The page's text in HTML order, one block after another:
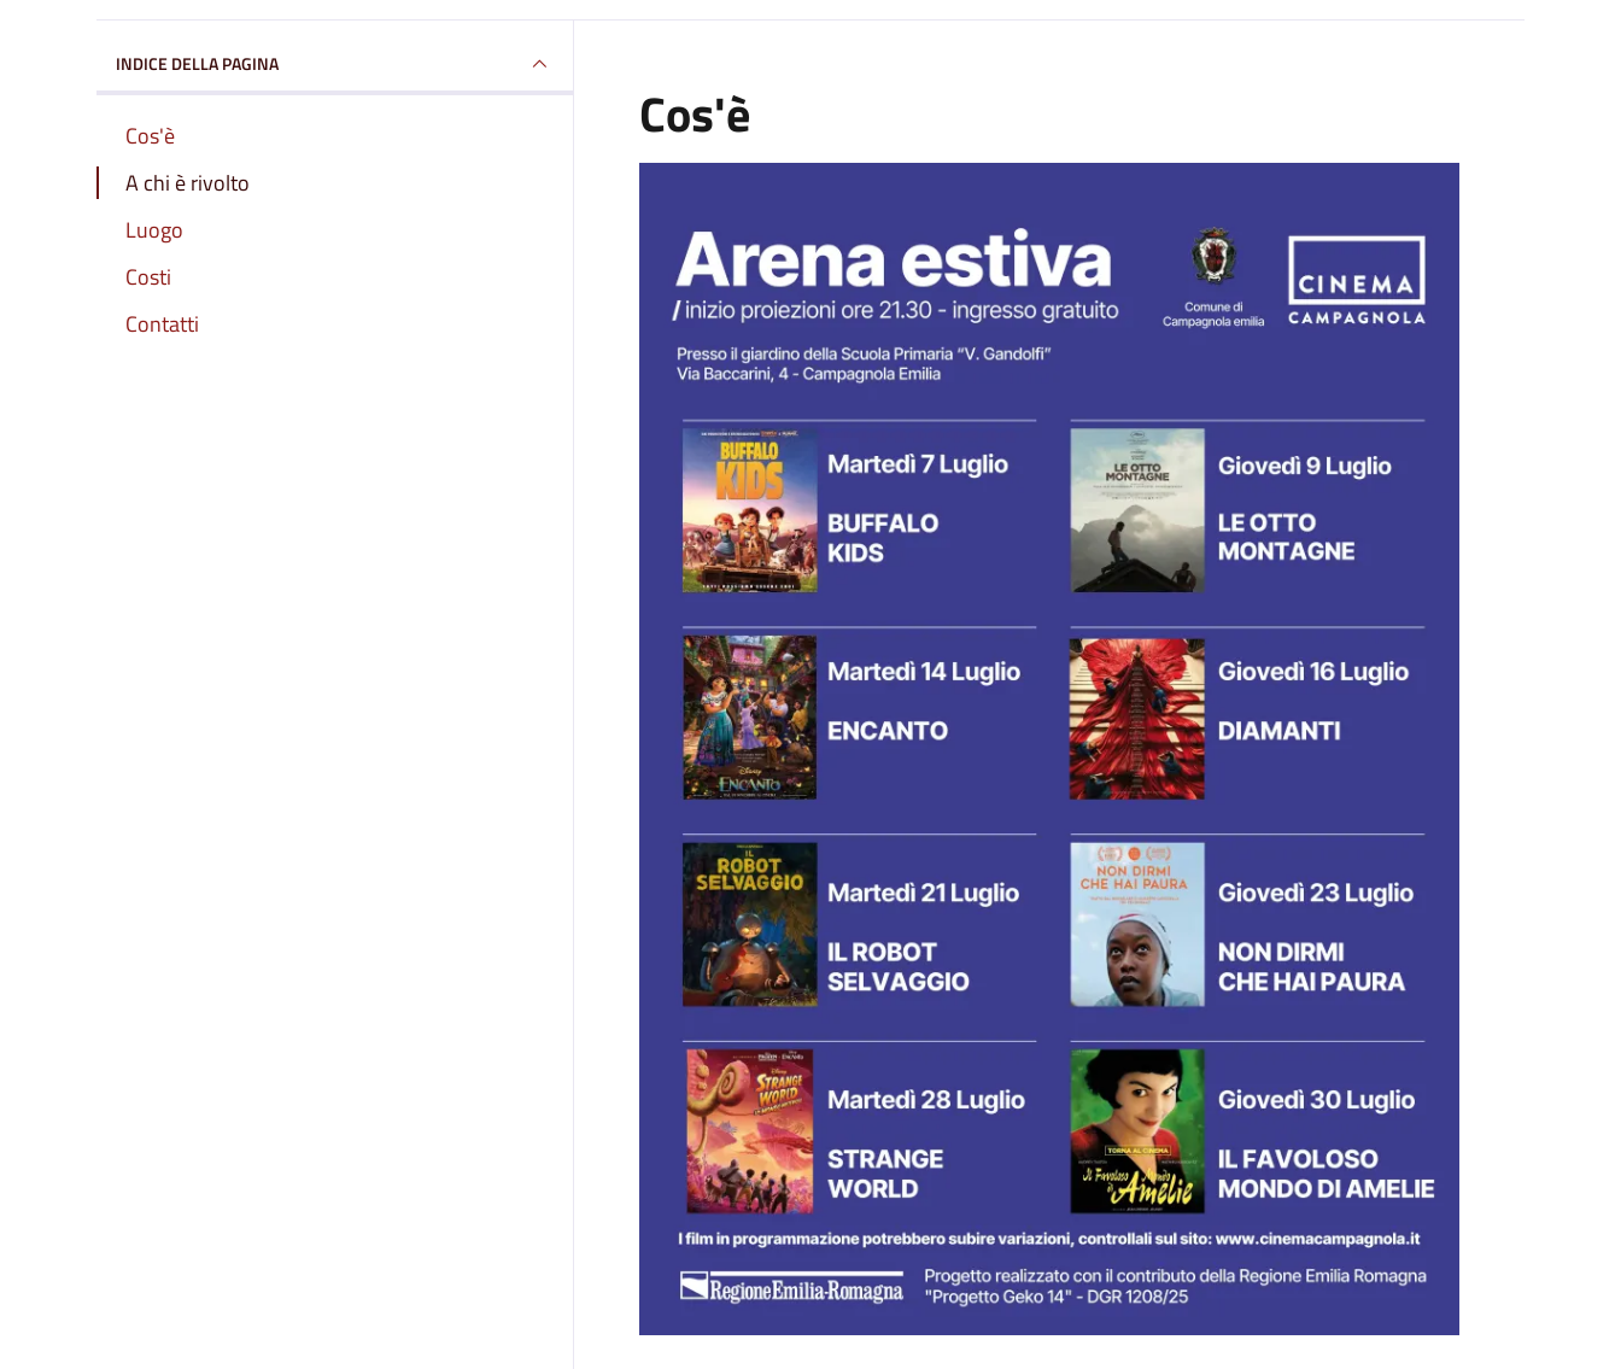
INDICE DELLA PAGINA
Cos'è
A chi è rivolto
Luogo
Costi
Contatti
Cos'è